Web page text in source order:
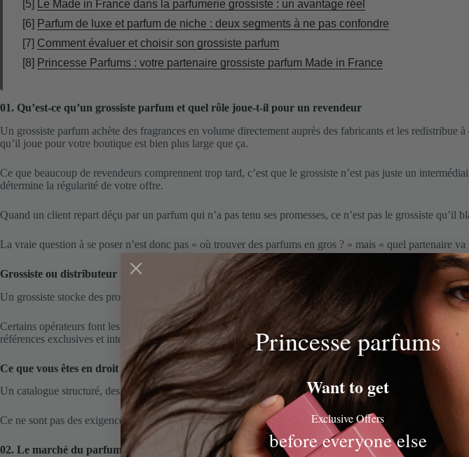
[5]
Le Made in France dans la parfumerie grossiste : un avantage réel
[6] Parfum de luxe et parfum de niche : deux segments à ne pas confondre
[7] Comment évaluer et choisir son grossiste parfum
[8] Princesse Parfums : votre partenaire grossiste parfum Made in France
01. Qu’est-ce qu’un grossiste parfum et quel rôle joue-t-il pour un revendeur
Un grossiste parfum achète des fragrances en volume directement auprès des fabricants et les
qu’il joue pour votre boutique est bien plus large que ça.
Ce que beaucoup de revendeurs comprennent trop tard, c’est que le grossiste n’est pas juste un
détermine la régularité de votre offre.
Quand un client repart déçu par un parfum qui n’a pas tenu ses promesses, ce n’est pas le grossiste qu’il
La vraie question à se poser n’est donc pas « où trouver des parfums en gros ? » mais « quel partenaire
Grossiste ou distributeur : quelle différence
Un grossiste stocke des produits et les vend en volume à des professionnels. Un distributeur représente
Certains opérateurs font les deux à la fois : ils créent leurs propres marques et les distribuent auprès
références exclusives et interlocuteur unique qui vous connaît.
Ce que vous êtes en droit d’attendre
Un catalogue structuré, des conditions adaptées à votre profil, quelqu’un de disponible quand vous en
Ce ne sont pas des exigences excessives. C’est le minimum d’un partenariat professionnel qui tient dans
02. Le marché du parfum en gros en France : ce que vous devez savoir
Princesse parfums
Want to get
Exclusive Offers
before everyone else